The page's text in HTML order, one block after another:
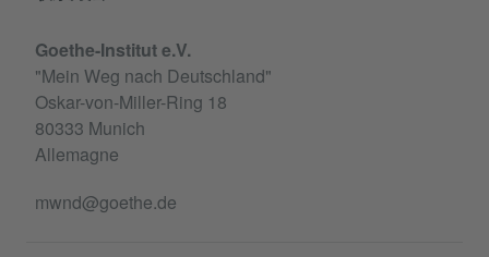
Goethe-Institut e.V.
"Mein Weg nach Deutschland"
Oskar-von-Miller-Ring 18
80333 Munich
Allemagne
mwnd@goethe.de